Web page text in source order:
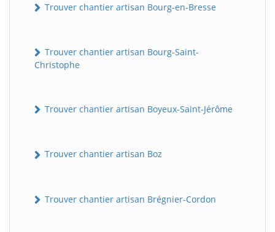
Trouver chantier artisan Bourg-en-Bresse
Trouver chantier artisan Bourg-Saint-
Christophe
Trouver chantier artisan Boyeux-Saint-Jérôme
Trouver chantier artisan Boz
Trouver chantier artisan Brégnier-Cordon